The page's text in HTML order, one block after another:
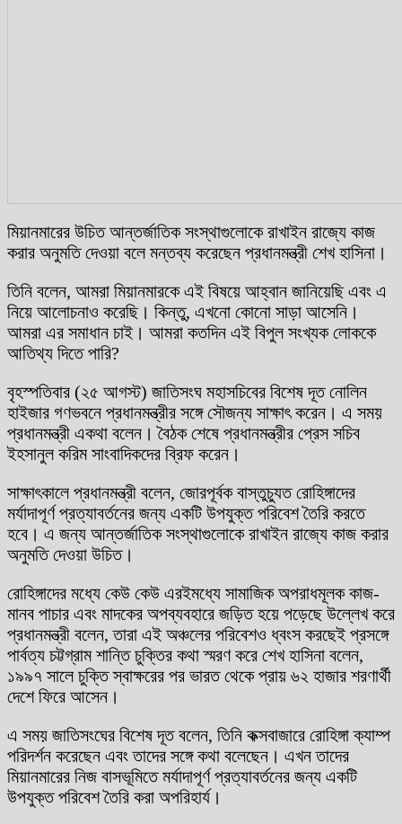
মিয়ানমারের উচিত আন্তর্জাতিক সংস্থাগুলোকে রাখাইন রাজ্যে কাজ
করার অনুমতি দেওয়া বলে মন্তব্য করেছেন প্রধানমন্ত্রী শেখ হাসিনা।
তিনি বলেন, আমরা মিয়ানমারকে এই বিষয়ে আহ্বান জানিয়েছি এবং এ
নিয়ে আলোচনাও করেছি। কিন্তু, এখনো কোনো সাড়া আসেনি।
আমরা এর সমাধান চাই। আমরা কতদিন এই বিপুল সংখ্যক লোককে
আতিথ্য দিতে পারি?
বৃহস্পতিবার (২৫ আগস্ট) জাতিসংঘ মহাসচিবের বিশেষ দূত নোলিন
হাইজার গণভবনে প্রধানমন্ত্রীর সঙ্গে সৌজন্য সাক্ষাৎ করেন। এ সময়
প্রধানমন্ত্রী একথা বলেন। বৈঠক শেষে প্রধানমন্ত্রীর প্রেস সচিব
ইহসানুল করিম সাংবাদিকদের ব্রিফ করেন।
সাক্ষাৎকালে প্রধানমন্ত্রী বলেন, জোরপূর্বক বাস্তুচ্যুত রোহিঙ্গাদের
মর্যাদাপূর্ণ প্রত্যাবর্তনের জন্য একটি উপযুক্ত পরিবেশ তৈরি করতে
হবে। এ জন্য আন্তর্জাতিক সংস্থাগুলোকে রাখাইন রাজ্যে কাজ করার
অনুমতি দেওয়া উচিত।
রোহিঙ্গাদের মধ্যে কেউ কেউ এরইমধ্যে সামাজিক অপরাধমূলক কাজ-
মানব পাচার এবং মাদকের অপব্যবহারে জড়িত হয়ে পড়েছে উল্লেখ করে
প্রধানমন্ত্রী বলেন, তারা এই অঞ্চলের পরিবেশও ধ্বংস করছেই প্রসঙ্গে
পার্বত্য চট্টগ্রাম শান্তি চুক্তির কথা স্মরণ করে শেখ হাসিনা বলেন,
১৯৯৭ সালে চুক্তি স্বাক্ষরের পর ভারত থেকে প্রায় ৬২ হাজার শরণার্থী
দেশে ফিরে আসেন।
এ সময় জাতিসংঘের বিশেষ দূত বলেন, তিনি কক্সবাজারে রোহিঙ্গা ক্যাম্প
পরিদর্শন করেছেন এবং তাদের সঙ্গে কথা বলেছেন। এখন তাদের
মিয়ানমারের নিজ বাসভূমিতে মর্যাদাপূর্ণ প্রত্যাবর্তনের জন্য একটি
উপযুক্ত পরিবেশ তৈরি করা অপরিহার্য।